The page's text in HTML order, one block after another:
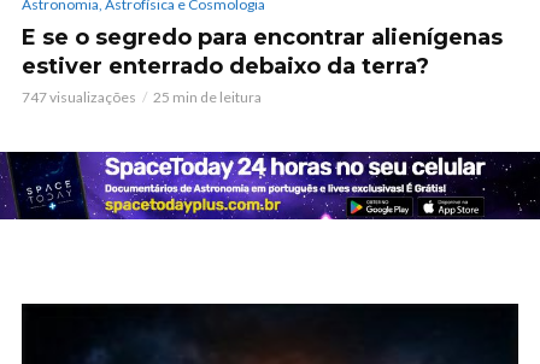
Astronomia, Astrofísica e Cosmologia
E se o segredo para encontrar alienígenas
estiver enterrado debaixo da terra?
747 visualizações 25 min de leitura